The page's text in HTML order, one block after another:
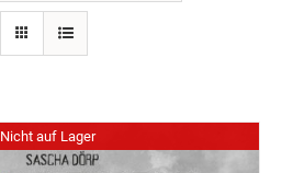
Nicht auf Lager